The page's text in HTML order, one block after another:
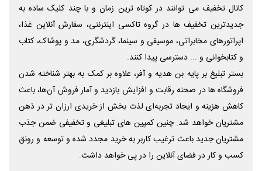
کانال تخفیف می توانند در کوتاه ترین زمان و با چند کلیک ساده به
جدیدترین تخفیف ها در گروه تاکسی اینترنتی، سفارش آنلاین غذا،
اپراتورهای مخابراتی، موسیقی و سینما، گردشگری، مد و پوشاک، کتاب
و کتابخوانی و ... دسترسی پیدا کنند.
بستر تبلیغ بر پایه بن هدیه و آفر، علاوه بر کمک به بهتر شناخته شدن
فروشگاه ها در صحنه رقابت و افزایش بازدید و آمار فروش آن‌ها، باعث
کاهش هزینه و ایجاد تجربه‌ای لذت بخش از خریدی ارزان تر در ذهن
مشتریان خواهد شد. چنین کمپین های تبلیغی و تخفیفی ضمن جذب
مشتریان جدید باعث ترغیب کاربر به خرید مجدد شده و توسعه و رونق
کسب و کار در فضای آنلاین را در پی خواهد داشت.